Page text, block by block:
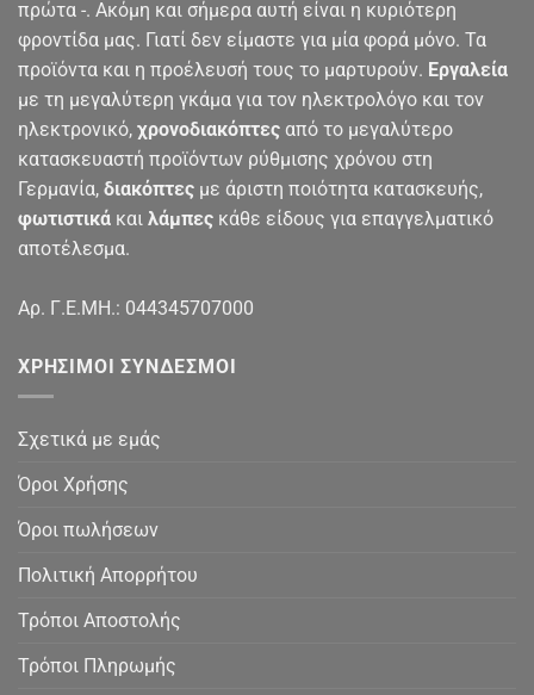
πρώτα -. Ακόμη και σήμερα αυτή είναι η κυριότερη
φροντίδα μας. Γιατί δεν είμαστε για μία φορά μόνο. Τα
προϊόντα και η προέλευσή τους το μαρτυρούν. Εργαλεία
με τη μεγαλύτερη γκάμα για τον ηλεκτρολόγο και τον
ηλεκτρονικό, χρονοδιακόπτες από το μεγαλύτερο
κατασκευαστή προϊόντων ρύθμισης χρόνου στη
Γερμανία, διακόπτες με άριστη ποιότητα κατασκευής,
φωτιστικά και λάμπες κάθε είδους για επαγγελματικό
αποτέλεσμα.
Αρ. Γ.Ε.ΜΗ.: 044345707000
ΧΡΉΣΙΜΟΙ ΣΎΝΔΕΣΜΟΙ
Σχετικά με εμάς
Όροι Χρήσης
Όροι πωλήσεων
Πολιτική Απορρήτου
Τρόποι Αποστολής
Τρόποι Πληρωμής